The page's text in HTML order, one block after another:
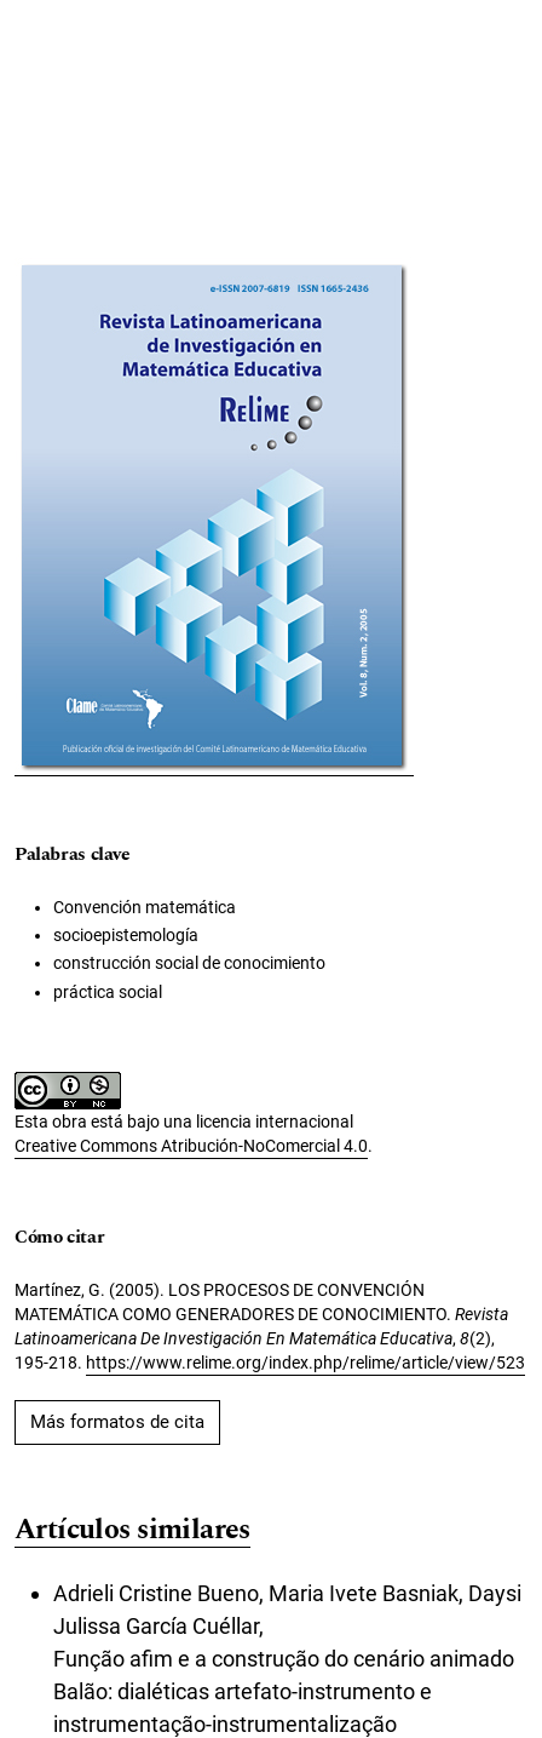
Imagen de portada
Palabras clave
Convención matemática
socioepistemología
construcción social de conocimiento
práctica social
Esta obra está bajo una licencia internacional
Creative Commons Atribución-NoComercial 4.0.
Cómo citar
Martínez, G. (2005). LOS PROCESOS DE CONVENCIÓN
MATEMÁTICA COMO GENERADORES DE CONOCIMIENTO. Revista
Latinoamericana De Investigación En Matemática Educativa, 8(2),
195-218. https://www.relime.org/index.php/relime/article/view/523
Más formatos de cita
Artículos similares
Adrieli Cristine Bueno, Maria Ivete Basniak, Daysi
Julissa García Cuéllar,
Função afim e a construção do cenário animado
Balão: dialéticas artefato-instrumento e
instrumentação-instrumentalização